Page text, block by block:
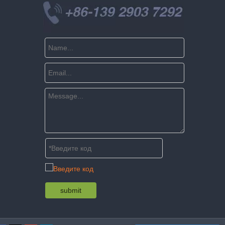
submit